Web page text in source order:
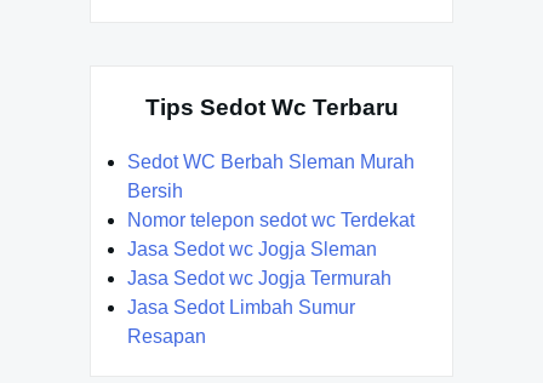
Tips Sedot Wc Terbaru
Sedot WC Berbah Sleman Murah
Bersih
Nomor telepon sedot wc Terdekat
Jasa Sedot wc Jogja Sleman
Jasa Sedot wc Jogja Termurah
Jasa Sedot Limbah Sumur
Resapan